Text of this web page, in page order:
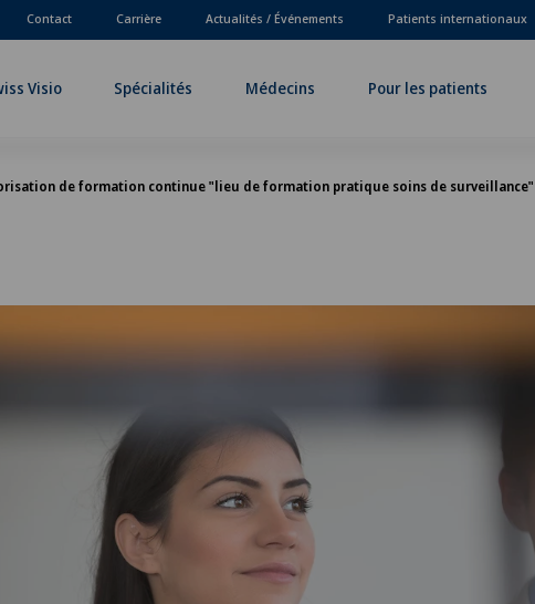
Contact Carrière Actualités / Événements Patients internationaux
Visio Spécialités Médecins Pour les patients
de formation continue "lieu de formation pratique soins de surveillance"